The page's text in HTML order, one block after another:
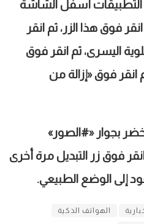
أسفل الشاشة
فوق هذا الزر، ثم انقر
اليسرى، ثم انقر فوق
انقر فوق «إزالة من
بجوار «#الصور»
فوق زر التبديل مرة أخرى
إلى الوضع الطبيعي.
الهواتف الذكية